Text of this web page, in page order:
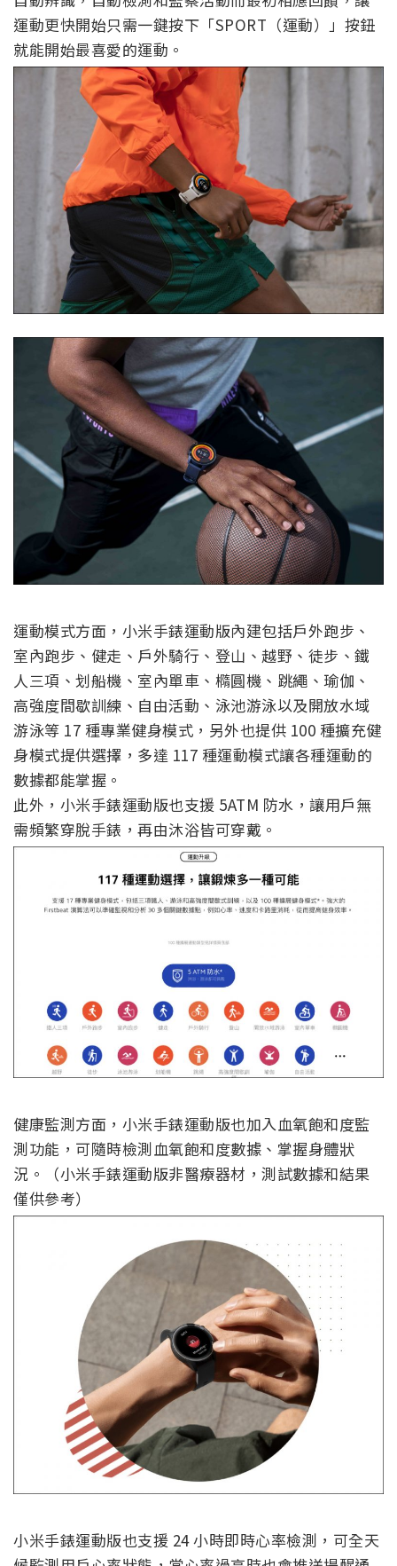
運動更快開始只需一鍵按下「SPORT（運動）」按鈕
就能開始最喜愛的運動。
運動模式方面，小米手錶運動版內建包括戶外跑步、
室內跑步、健走、戶外騎行、登山、越野、徒步、鐵
人三項、划船機、室內單車、橢圓機、跳繩、瑜伽、
高強度間歇訓練、自由活動、泳池游泳以及開放水域
游泳等 17 種專業健身模式，另外也提供 100 種擴充健
身模式提供選擇，多達 117 種運動模式讓各種運動的
數據都能掌握。
此外，小米手錶運動版也支援 5ATM 防水，讓用戶無
需頻繁穿脫手錶，再由沐浴皆可穿戴。
健康監測方面，小米手錶運動版也加入血氧飽和度監
測功能，可隨時檢測血氧飽和度數據、掌握身體狀
況。（小米手錶運動版非醫療器材，測試數據和結果
僅供參考）
小米手錶運動版也支援 24 小時即時心率檢測，可全天